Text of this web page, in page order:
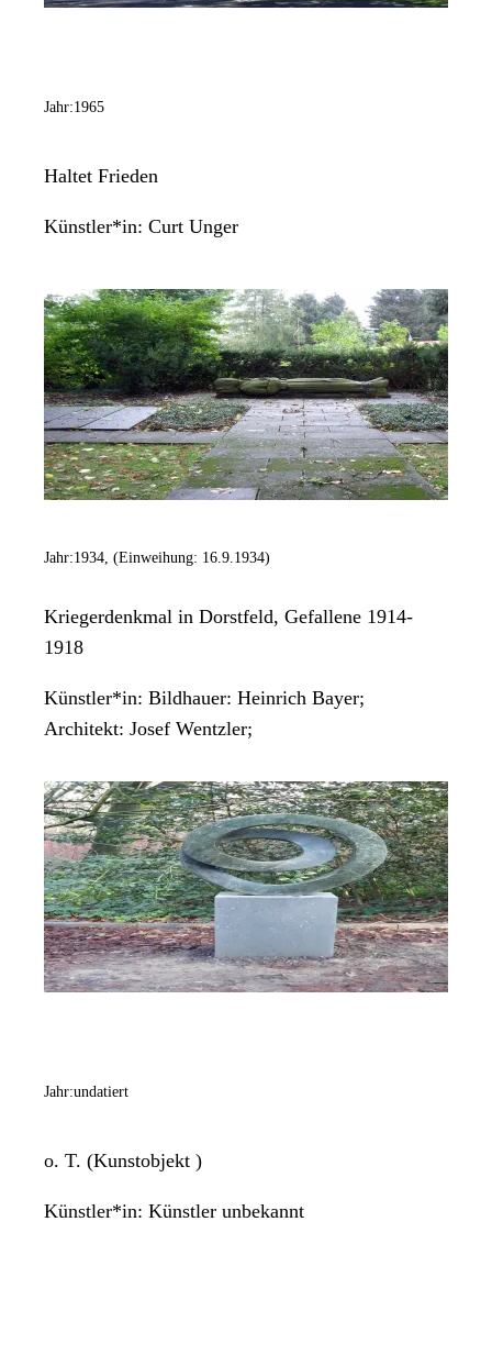
Jahr:1965
Haltet Frieden
Künstler*in: Curt Unger
Jahr:1934, (Einweihung: 16.9.1934)
Kriegerdenkmal in Dorstfeld, Gefallene 1914-
1918
Künstler*in: Bildhauer: Heinrich Bayer;
Architekt: Josef Wentzler;
Jahr:undatiert
o. T. (Kunstobjekt )
Künstler*in: Künstler unbekannt